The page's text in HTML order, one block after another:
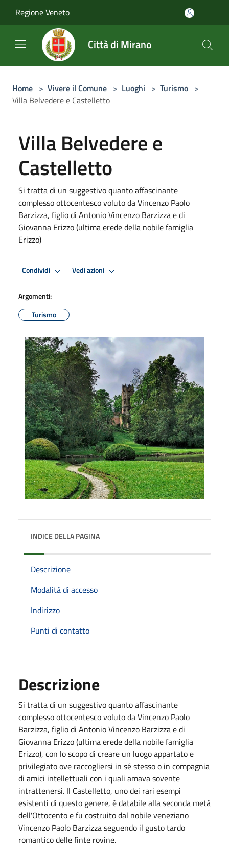
Regione Veneto
Città di Mirano
Home > Vivere il Comune > Luoghi > Turismo >
Villa Belvedere e Castelletto
Villa Belvedere e
Castelletto
Si tratta di un suggestivo quanto affascinante
complesso ottocentesco voluto da Vincenzo Paolo
Barzizza, figlio di Antonio Vincenzo Barzizza e di
Giovanna Erizzo (ultima erede della nobile famiglia
Erizzo)
Condividi Vedi azioni
Argomenti:
Turismo
INDICE DELLA PAGINA
Descrizione
Modalità di accesso
Indirizzo
Punti di contatto
Descrizione
Si tratta di un suggestivo quanto affascinante
complesso ottocentesco voluto da Vincenzo Paolo
Barzizza, figlio di Antonio Vincenzo Barzizza e di
Giovanna Erizzo (ultima erede della nobile famiglia
Erizzo), con lo scopo di creare un luogo appartato e
privilegiato ove raccogliersi in sé stesso o in compagnia
di amici intellettuali con i quali amava sovente
intrattenersi. Il Castelletto, uno dei rari esempi
esistenti di questo genere, è databile alla seconda metà
dell'Ottocento e fu costruito dal nobile veneziano
Vincenzo Paolo Barzizza seguendo il gusto tardo
romantico delle finte rovine.